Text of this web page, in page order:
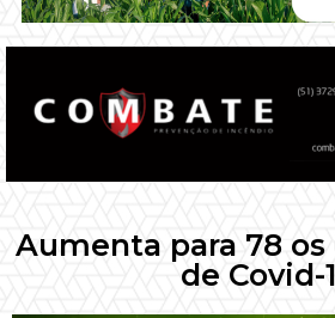
Aumenta para 78 os
de Covid-